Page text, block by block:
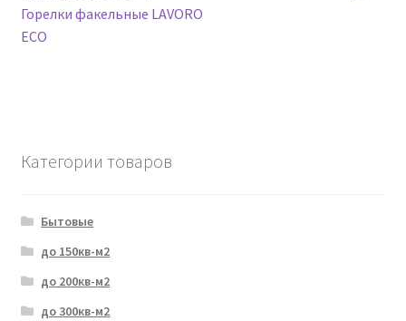
Горелки факельные LAVORO
ECO
Категории товаров
Бытовые
до 150кв-м2
до 200кв-м2
до 300кв-м2